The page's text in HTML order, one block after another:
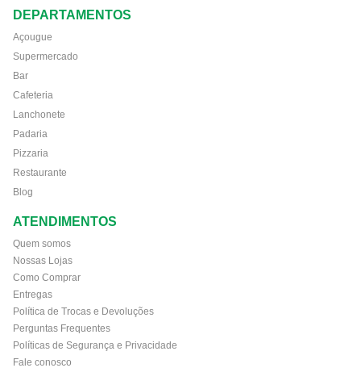
DEPARTAMENTOS
Açougue
Supermercado
Bar
Cafeteria
Lanchonete
Padaria
Pizzaria
Restaurante
Blog
ATENDIMENTOS
Quem somos
Nossas Lojas
Como Comprar
Entregas
Política de Trocas e Devoluções
Perguntas Frequentes
Políticas de Segurança e Privacidade
Fale conosco